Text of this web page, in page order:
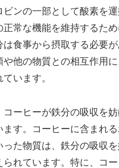
ビンの一部として酸素を
正常な機能を維持するた
は食事から摂取する必要
や他の物質との相互作用
います。
コーヒーが鉄分の吸収を
ます。コーヒーに含まれ
った物質は、鉄分の吸収
れています。特に、コ